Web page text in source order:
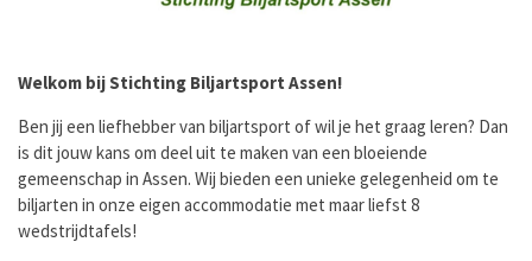
Welkom bij Stichting Biljartsport Assen!
Ben jij een liefhebber van biljartsport of wil je het graag leren? Dan
is dit jouw kans om deel uit te maken van een bloeiende
gemeenschap in Assen. Wij bieden een unieke gelegenheid om te
biljarten in onze eigen accommodatie met maar liefst 8
wedstrijdtafels!